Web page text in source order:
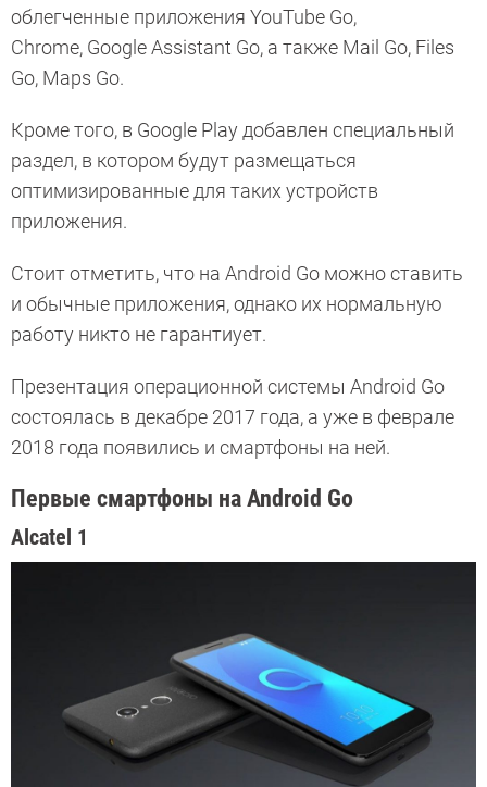
облегченные приложения YouTube Go,
Chrome, Google Assistant Go, а также Mail Go, Files
Go, Maps Go.
Кроме того, в Google Play добавлен специальный
раздел, в котором будут размещаться
оптимизированные для таких устройств
приложения.
Стоит отметить, что на Android Go можно ставить
и обычные приложения, однако их нормальную
работу никто не гарантиует.
Презентация операционной системы Android Go
состоялась в декабре 2017 года, а уже в феврале
2018 года появились и смартфоны на ней.
Первые смартфоны на Android Go
Alcatel 1